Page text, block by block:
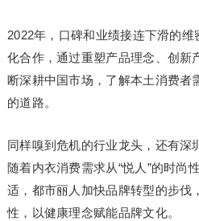
2022年，口碑和业绩接连下滑的
化合作，通过重塑产品理念、创新
断深耕中国市场，了解本土消费者
的道路。
同样嗅到危机的行业龙头，还有深
随着内衣消费需求从“悦人”的时尚
适，都市丽人加快品牌转型的步伐
性，以健康理念赋能品牌文化。